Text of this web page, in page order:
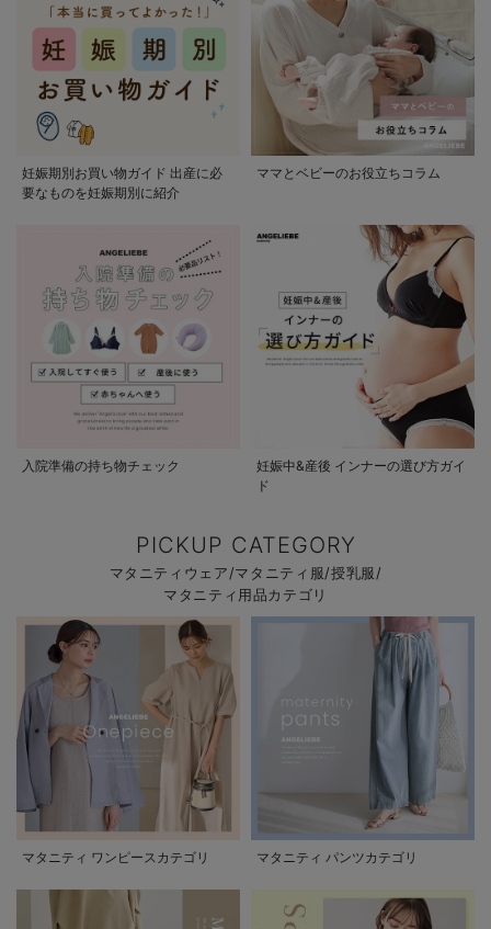
妊娠期別お買い物ガイド 出産に必
要なものを妊娠期別に紹介
ママとベビーのお役立ちコラム
入院準備の持ち物チェック
妊娠中&産後 インナーの選び方ガイ
ド
PICKUP CATEGORY
マタニティウェア/マタニティ服/授乳服/
マタニティ用品カテゴリ
マタニティ ワンピースカテゴリ マタニティ パンツカテゴリ